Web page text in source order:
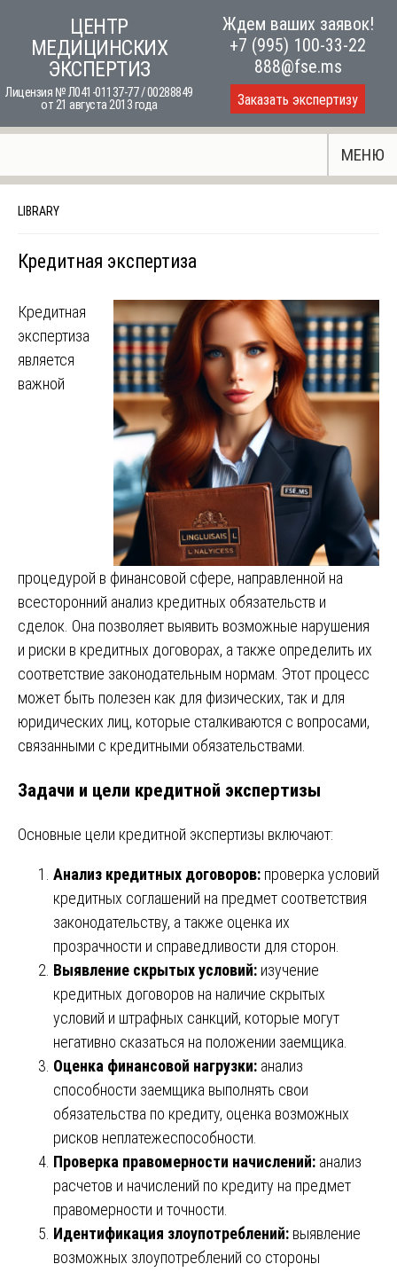
content
ЦЕНТР
МЕДИЦИНСКИХ
ЭКСПЕРТИЗ
Лицензия № Л041-01137-77 / 00288849
от 21 августа 2013 года
Ждем ваших заявок!
+7 (995) 100-33-22
888@fse.ms
Заказать экспертизу
МЕНЮ
LIBRARY
Кредитная экспертиза
Кредитная
экспертиза
является
важной
процедурой в финансовой сфере, направленной на
всесторонний анализ кредитных обязательств и
сделок. Она позволяет выявить возможные нарушения
и риски в кредитных договорах, а также определить их
соответствие законодательным нормам. Этот процесс
может быть полезен как для физических, так и для
юридических лиц, которые сталкиваются с вопросами,
связанными с кредитными обязательствами.
Задачи и цели кредитной экспертизы
Основные цели кредитной экспертизы включают:
Анализ кредитных договоров: проверка условий
кредитных соглашений на предмет соответствия
законодательству, а также оценка их
прозрачности и справедливости для сторон.
Выявление скрытых условий: изучение
кредитных договоров на наличие скрытых
условий и штрафных санкций, которые могут
негативно сказаться на положении заемщика.
Оценка финансовой нагрузки: анализ
способности заемщика выполнять свои
обязательства по кредиту, оценка возможных
рисков неплатежеспособности.
Проверка правомерности начислений: анализ
расчетов и начислений по кредиту на предмет
правомерности и точности.
Идентификация злоупотреблений: выявление
возможных злоупотреблений со стороны